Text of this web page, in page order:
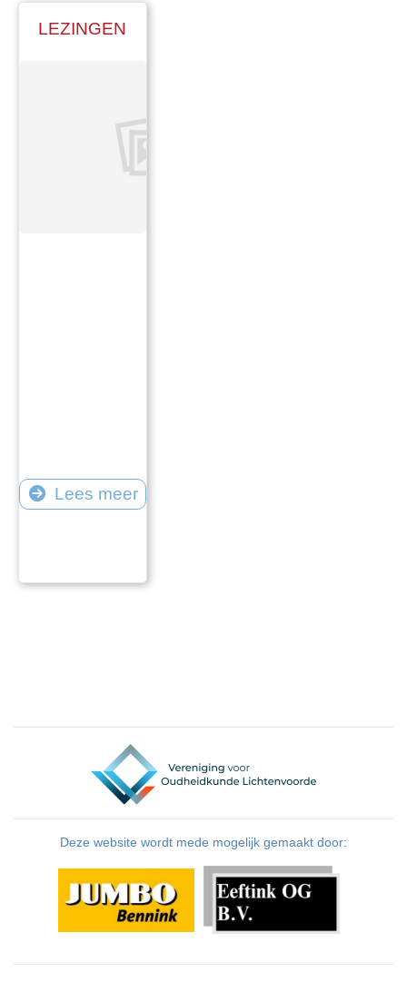
LEZINGEN
Lees meer
Deze website wordt mede mogelijk gemaakt door: